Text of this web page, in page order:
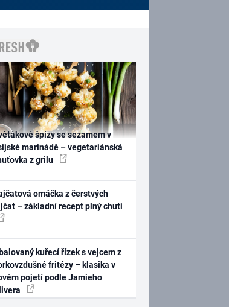
špízy se sezamem v
marinádě – vegetariánská
z grilu
omáčka z čerstvých
– základní recept plný chuti
kuřecí řízek s vejcem z
fritézy – klasika v
pojetí podle Jamieho